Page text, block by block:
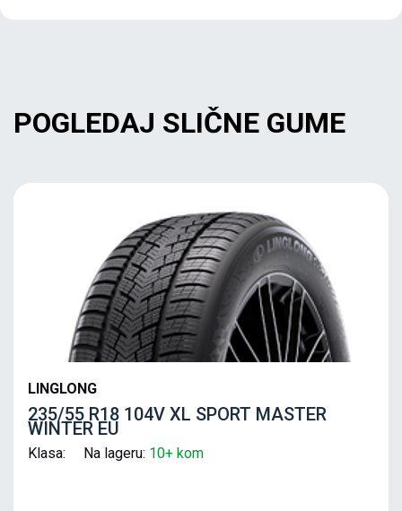
POGLEDAJ SLIČNE GUME
LINGLONG
235/55 R18 104V XL SPORT MASTER
WINTER EU
Klasa: Na lageru: 10+ kom